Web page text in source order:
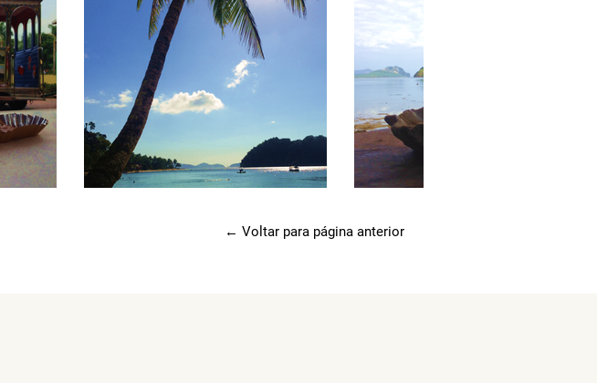
← Voltar para página anterior